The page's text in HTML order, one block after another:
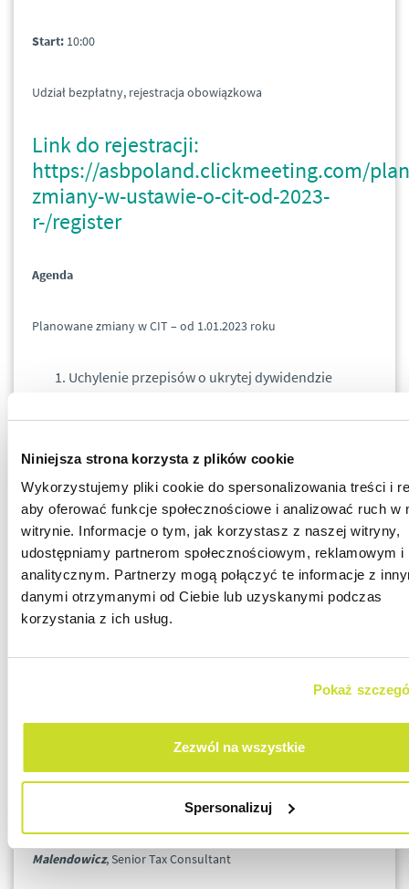
Niniejsza strona korzysta z plików cookie
Wykorzystujemy pliki cookie do spersonalizowania treści i
aby oferować funkcje społecznościowe i analizować ruch w
witrynie. Informacje o tym, jak korzystasz z naszej witryny,
udostępniamy partnerom społecznościowym, reklamowym i
analitycznym. Partnerzy mogą połączyć te informacje z
danymi otrzymanymi od Ciebie lub uzyskanymi podczas
korzystania z ich usług.
Pokaż
Zezwól na wszystkie
Spersonalizuj
Start: 10:00
Udział bezpłatny, rejestracja obowiązkowa
Link do rejestracji:
https://asbpoland.clickmeeting.com/
zmiany-w-ustawie-o-cit-od-2023-
r-/register
Agenda
Planowane zmiany w CIT – od 1.01.2023 roku
Uchylenie przepisów o ukrytej dywidendzie
dochodowego
„przerzucania dochodów”
Pozostałe zmiany w zakresie CIT – w
szczególności:
przepisy w zakresie zagranicznej jednostki
kontrolowanej (CFC),
uproszczenie w zakresie procedury zwrotu
podatku od przychodów z budynków,
(PSH),
zmiana przepisów dotyczących opodatkowania
ryczałtem od dochodów Spółek,
transakcji rajowych.
Prelegenci:Marta SkrodzkaTax Manager,Paulina
Malendowicz, Senior Tax Consultant